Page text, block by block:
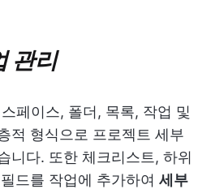
관리
페이스, 폴더, 목록, 작업 및
적 형식으로 프로젝트 세부
니다. 또한 체크리스트, 하위
드를 작업에 추가하여 세부